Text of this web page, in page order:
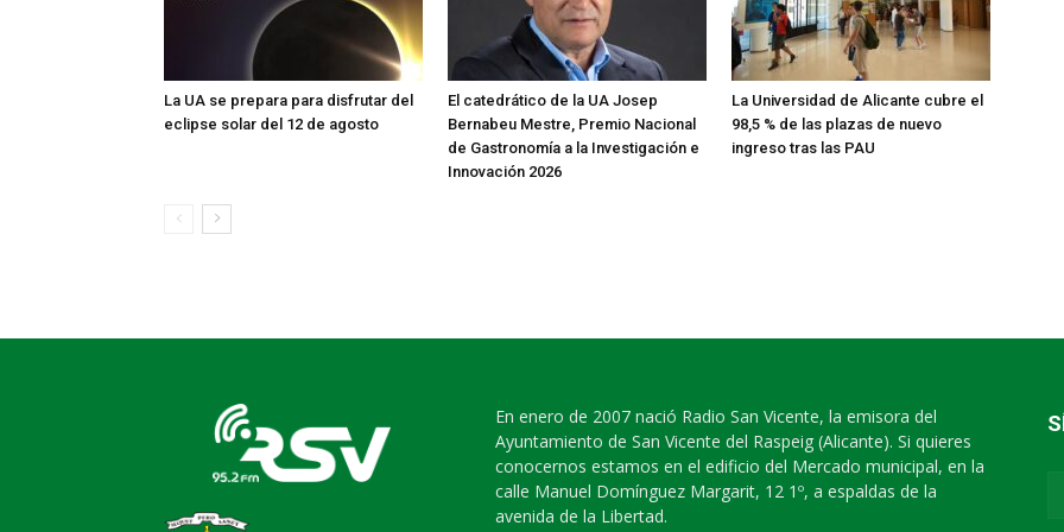
La UA se prepara para disfrutar del
eclipse solar del 12 de agosto
El catedrático de la UA Josep
Bernabeu Mestre, Premio Nacional
de Gastronomía a la Investigación e
Innovación 2026
La Universidad de Alicante cubre el
98,5 % de las plazas de nuevo
ingreso tras las PAU
En enero de 2007 nació Radio San Vicente, la emisora del
Ayuntamiento de San Vicente del Raspeig (Alicante). Si quieres
conocernos estamos en el edificio del Mercado municipal, en la
calle Manuel Domínguez Margarit, 12 1º, a espaldas de la
avenida de la Libertad.